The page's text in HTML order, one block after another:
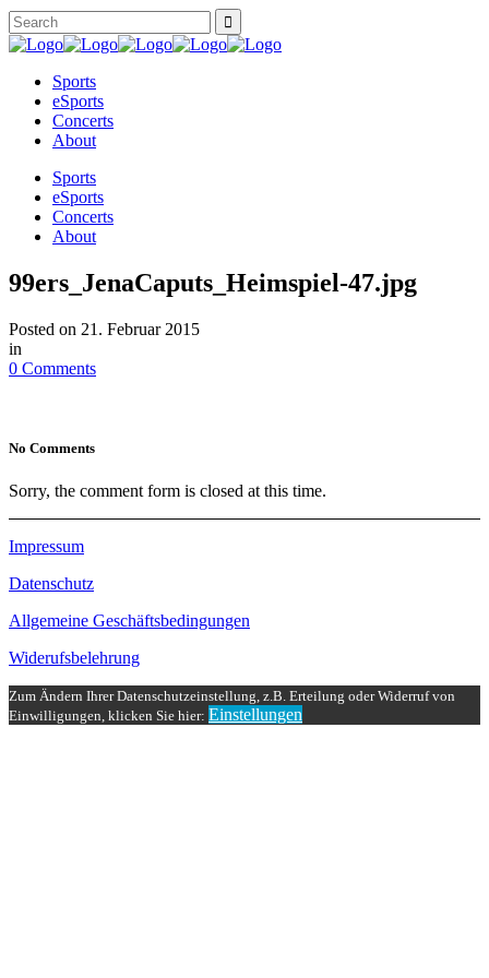
Sports
eSports
Concerts
About
Sports
eSports
Concerts
About
99ers_JenaCaputs_Heimspiel-47.jpg
Posted on 21. Februar 2015
in
0 Comments
No Comments
Sorry, the comment form is closed at this time.
Impressum
Datenschutz
Allgemeine Geschäftsbedingungen
Widerufsbelehrung
Zum Ändern Ihrer Datenschutzeinstellung, z.B. Erteilung oder Widerruf von
Einwilligungen, klicken Sie hier: Einstellungen